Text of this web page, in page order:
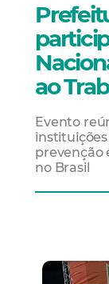
ao
Evento
prevenção
no Brasil